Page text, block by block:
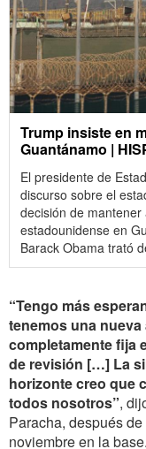
Trump insiste en
Guantánamo |
El presidente de
discurso sobre el
decisión de
estadounidense en
Barack Obama trató
“Tengo más
tenemos una
completamente fija
de revisión […] La
horizonte creo que
todos nosotros”,
Paracha, después
noviembre en la base.